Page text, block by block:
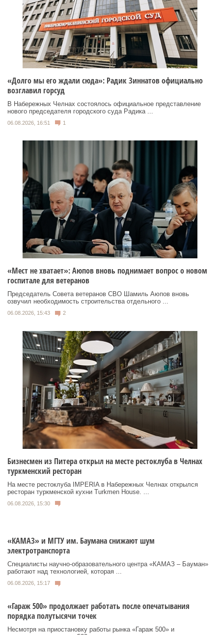
«Долго мы его ждали сюда»: Радик Зиннатов официально
возглавил горсуд
В Набережных Челнах состоялось официальное представление
нового председателя городского суда Радика ...
06.08.2026, 16:51 1
«Мест не хватает»: Аюпов вновь поднимает вопрос о новом
госпитале для ветеранов
Председатель Совета ветеранов СВО Шамиль Аюпов вновь
озвучил необходимость строительства отдельного ...
06.08.2026, 15:43 2
Бизнесмен из Питера открыл на месте рестоклуба в Челнах
туркменский ресторан
На месте рестоклуба IMPERIA в Набережных Челнах открылся
ресторан туркменской кухни Turkmen House. ...
06.08.2026, 15:30
«КАМАЗ» и МГТУ им. Баумана снижают шум
электротранспорта
Специалисты научно-образовательного центра «КАМАЗ – Бауман»
работают над технологией, которая ...
06.08.2026, 15:17
«Гараж 500» продолжает работать после опечатывания
порядка полутысячи точек
Несмотря на приостановку работы рынка «Гараж 500» и